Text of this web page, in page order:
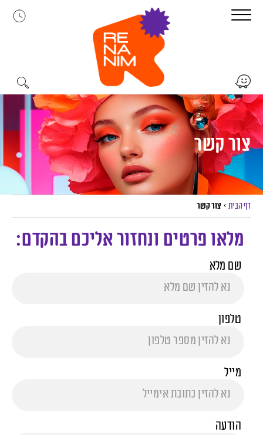
לתוכן
צור קשר
דף הבית > צור קשר
מלאו פרטים ונחזור אליכם בהקדם:
שם מלא
טלפון
מייל
הודעה